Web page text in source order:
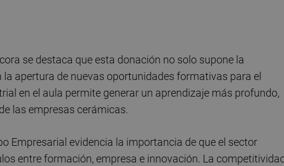
se destaca que esta donación no solo supone la
apertura de nuevas oportunidades formativas para el
en el aula permite generar un aprendizaje más profundo,
las empresas cerámicas.
Empresarial evidencia la importancia de que el sector
entre formación, empresa e innovación. La